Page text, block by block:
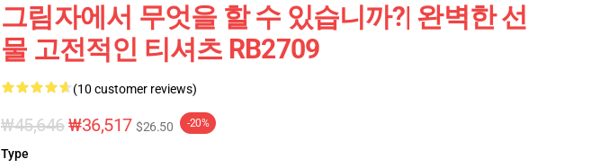
그림자에서 무엇을 할 수 있습니까?| 완벽한 선
물 고전적인 티셔츠 RB2709
(10 customer reviews)
₩45,646₩36,517 $26.50 -20%
Type